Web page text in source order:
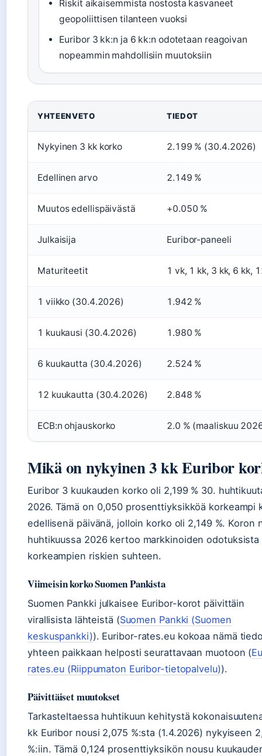
Riskit aikaisemmista nostosta kasvaneet
geopoliittisen tilanteen vuoksi
Euribor 3 kk:n ja 6 kk:n odotetaan reagoivan
nopeammin mahdollisiin muutoksiin
YHTEENVETO TIEDOT
Nykyinen 3 kk korko 2.199 % (30.4.2026)
Edellinen arvo 2.149 %
Muutos edellispäivästä +0.050 %
Julkaisija Euribor-paneeli
Maturiteetit 1 vk, 1 kk, 3 kk, 6 kk,
1 viikko (30.4.2026) 1.942 %
1 kuukausi (30.4.2026) 1.980 %
6 kuukautta (30.4.2026) 2.524 %
12 kuukautta (30.4.2026) 2.848 %
ECB:n ohjauskorko 2.0 % (maaliskuu
Mikä on nykyinen 3 kk Euribor
Euribor 3 kuukauden korko oli 2,199 % 30.
2026. Tämä on 0,050 prosenttiyksikköä korkeampi
edellisenä päivänä, jolloin korko oli 2,149 %. Koron
huhtikuussa 2026 kertoo markkinoiden odotuksista
korkeampien riskien suhteen.
Viimeisin korko Suomen Pankista
Suomen Pankki julkaisee Euribor-korot päivittäin
virallisista lähteistä (Suomen Pankki (Suomen
keskuspankki)). Euribor-rates.eu kokoaa nämä
yhteen paikkaan helposti seurattavaan muotoon (
rates.eu (Riippumaton Euribor-tietopalvelu)).
Päivittäiset muutokset
Tarkasteltaessa huhtikuun kehitystä
kk Euribor nousi 2,075 %:sta (1.4.2026) nykyiseen
%:iin. Tämä 0,124 prosenttiyksikön nousu